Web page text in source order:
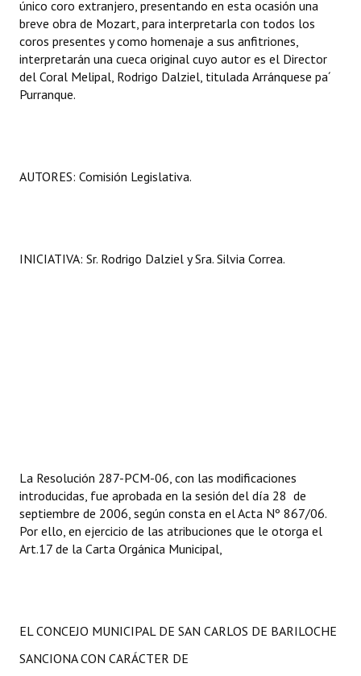
Huéspedes de Honor - Registro
Antiguos Pobladores - Registro
Reconocimientos - Registro
REFORMA DE LA CARTA ORGÁNICA
único coro extranjero, presentando en esta ocasión una
breve obra de Mozart, para interpretarla con todos los
coros presentes y como homenaje a sus anfitriones,
interpretarán una cueca original cuyo autor es el Director
del Coral Melipal, Rodrigo Dalziel, titulada Arránquese pa´
Purranque.
AUTORES: Comisión Legislativa.
INICIATIVA: Sr. Rodrigo Dalziel y Sra. Silvia Correa.
La Resolución 287-PCM-06, con las modificaciones
introducidas, fue aprobada en la sesión del día 28 de
septiembre de 2006, según consta en el Acta Nº 867/06.
Por ello, en ejercicio de las atribuciones que le otorga el
Art.17 de la Carta Orgánica Municipal,
EL CONCEJO MUNICIPAL DE SAN CARLOS DE BARILOCHE
SANCIONA CON CARÁCTER DE